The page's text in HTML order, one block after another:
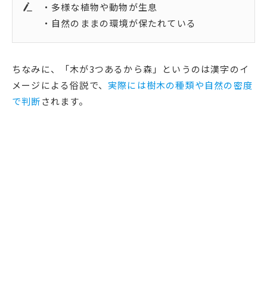
・多様な植物や動物が生息
・自然のままの環境が保たれている
ちなみに、「木が3つあるから森」というのは漢字のイ
メージによる俗説で、 実際には樹木の種類や自然の密度
で判断されます。